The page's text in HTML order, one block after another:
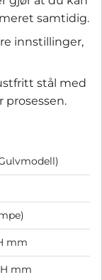
samtidig.
innstillinger,
stål med
prosessen.
mm
mm